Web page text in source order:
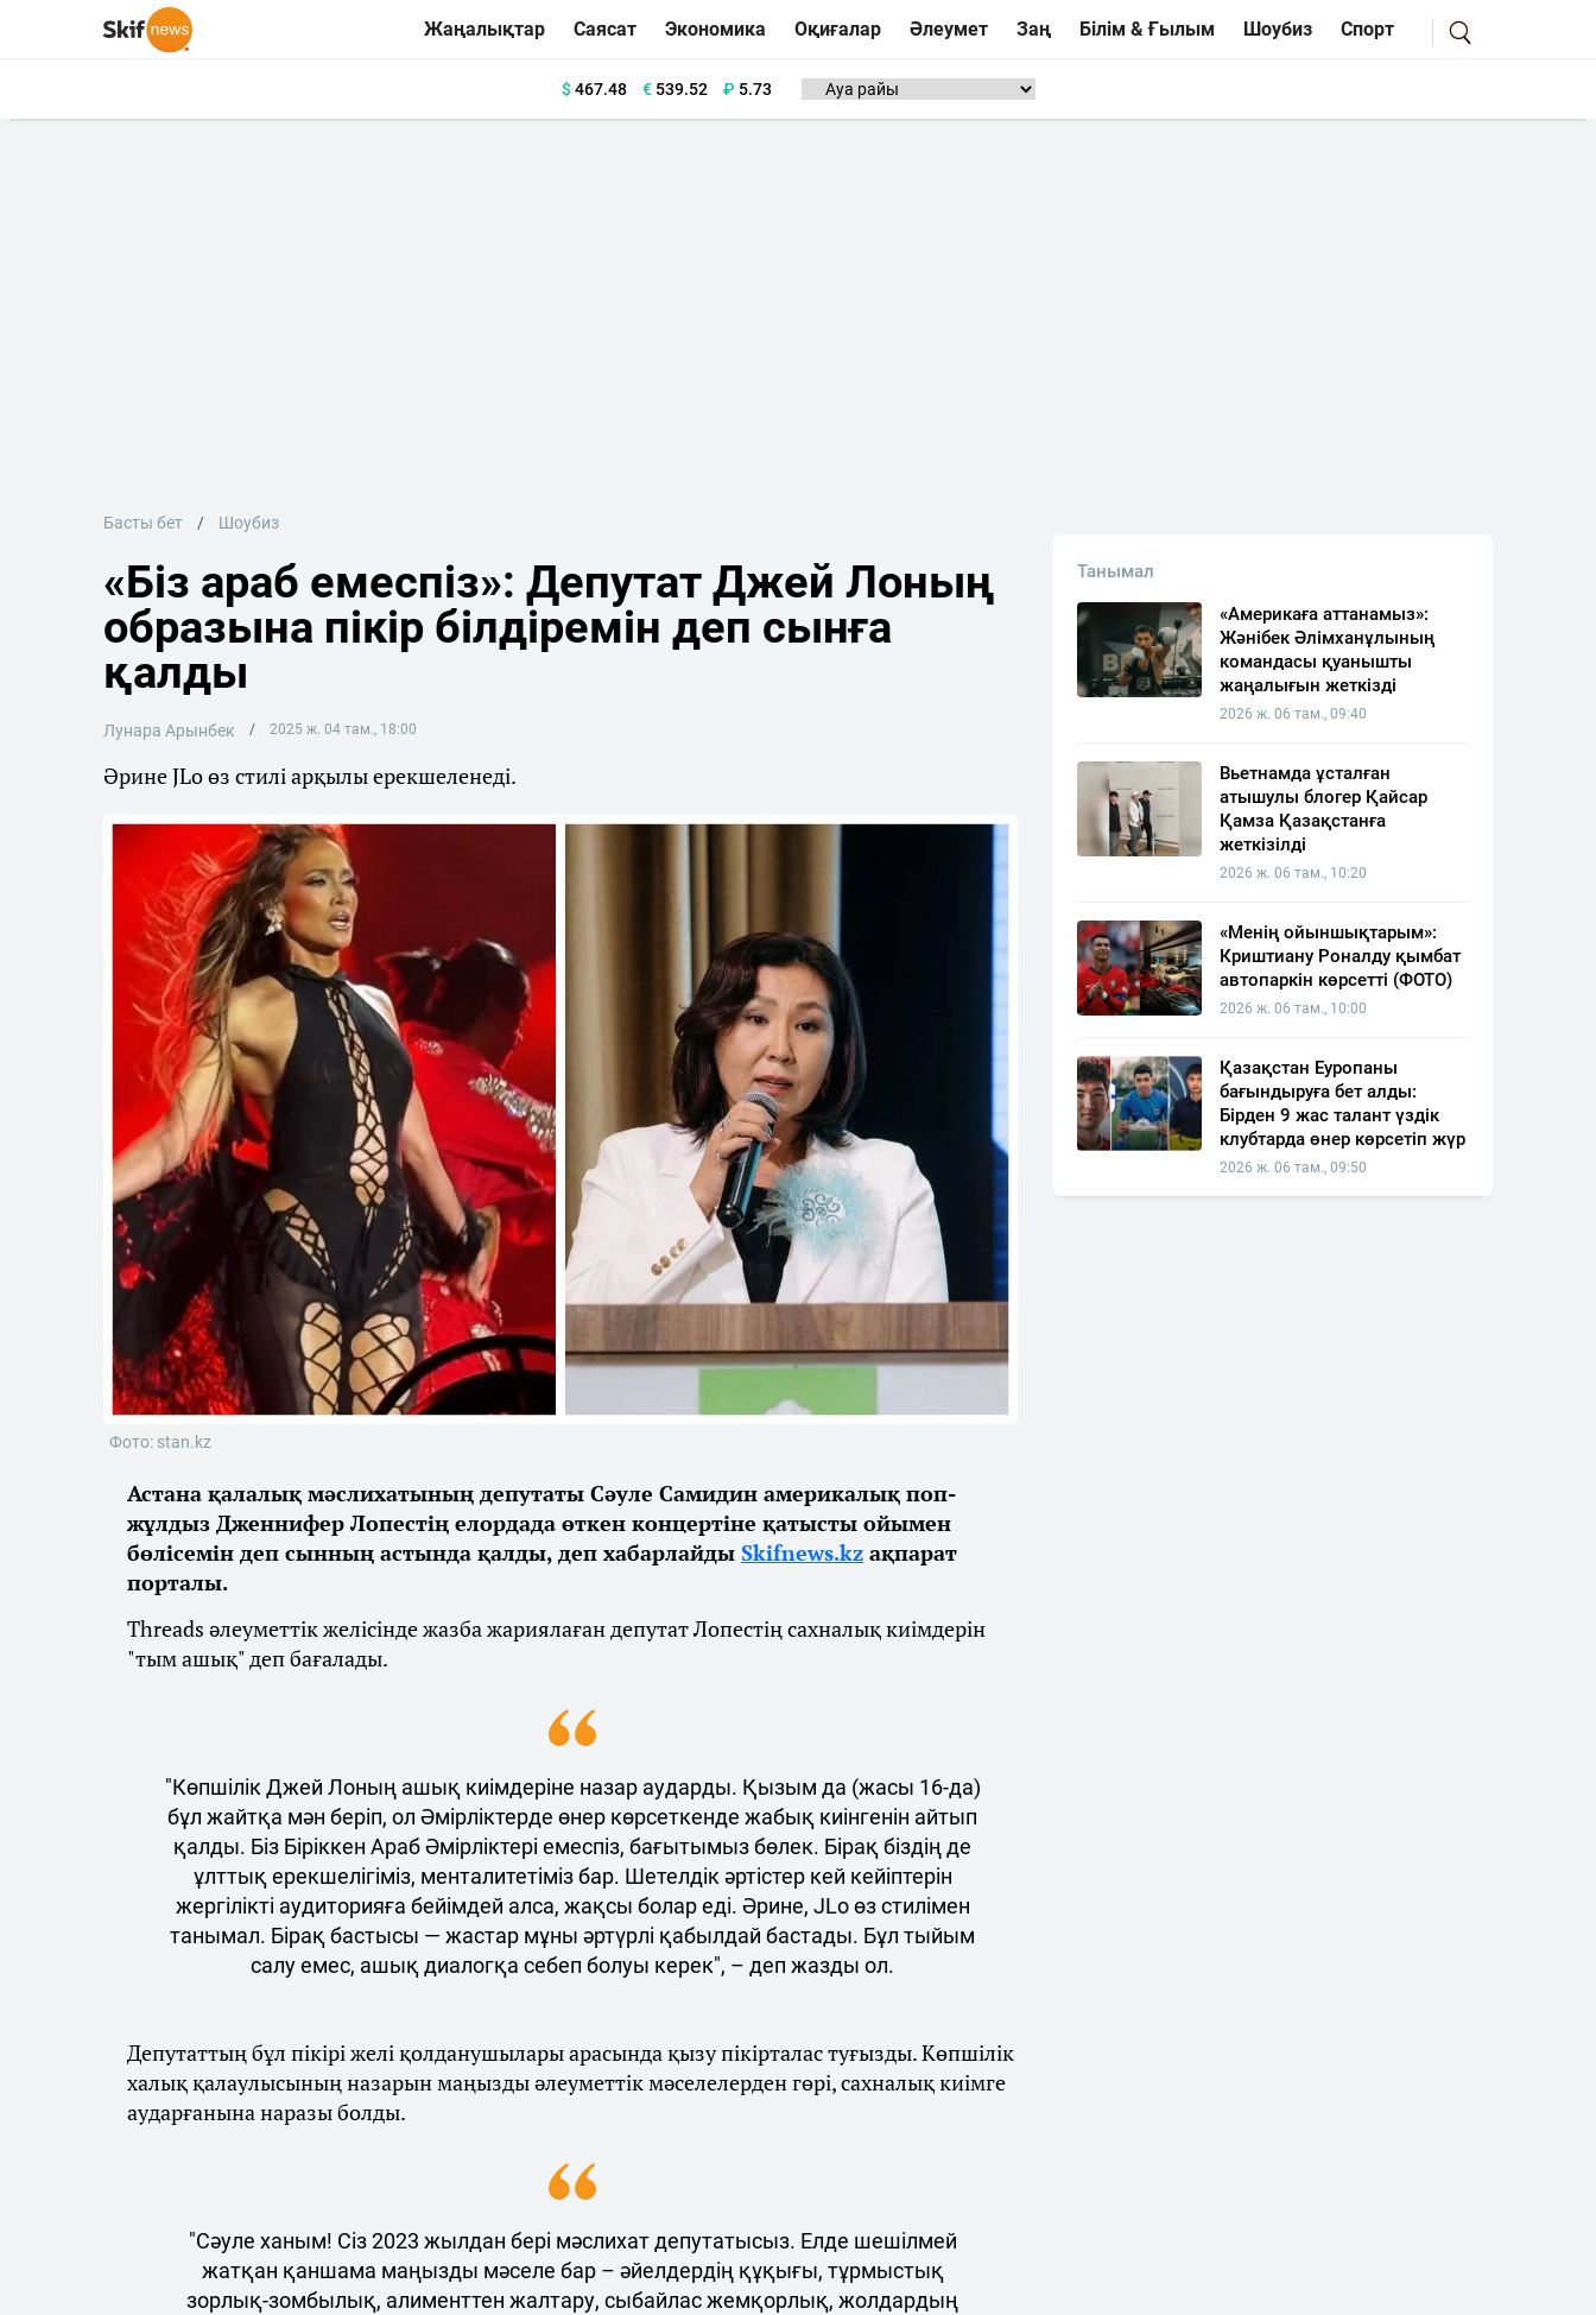
Жаңалықтар Саясат Экономика Оқиғалар Әлеумет Заң Білім & Ғылым Шоубиз Спорт
$467.48 €539.52 ₽ 5.73
Басты бет Шоубиз
«Біз араб емеспіз»: Депутат Джей Лоның
образына пікір білдіремін деп сынға
қалды
Лунара Арынбек 2025 ж. 04 там., 18:00
Әрине JLo өз стилі арқылы ерекшеленеді.
Фото: stan.kz
Астана қалалық мәслихатының депутаты Сәуле Самидин америкалық поп-
жұлдыз Дженнифер Лопестің елордада өткен концертіне қатысты ойымен
бөлісемін деп сынның астында қалды, деп хабарлайды Skifnews.kz ақпарат
порталы.
Threads әлеуметтік желісінде жазба жариялаған депутат Лопестің сахналық киімдерін
"тым ашық" деп бағалады.
"Көпшілік Джей Лоның ашық киімдеріне назар аударды. Қызым да (жасы 16-да)
бұл жайтқа мән беріп, ол Әмірліктерде өнер көрсеткенде жабық киінгенін айтып
қалды. Біз Біріккен Араб Әмірліктері емеспіз, бағытымыз бөлек. Бірақ біздің де
ұлттық ерекшелігіміз, менталитетіміз бар. Шетелдік әртістер кей кейіптерін
жергілікті аудиторияға бейімдей алса, жақсы болар еді. Әрине, JLo өз стилімен
танымал. Бірақ бастысы — жастар мұны әртүрлі қабылдай бастады. Бұл тыйым
салу емес, ашық диалогқа себеп болуы керек", – деп жазды ол.
Депутаттың бұл пікірі желі қолданушылары арасында қызу пікірталас туғызды. Көпшілік
халық қалаулысының назарын маңызды әлеуметтік мәселелерден гөрі, сахналық киімге
аударғанына наразы болды.
"Сәуле ханым! Сіз 2023 жылдан бері мәслихат депутатысыз. Елде шешілмей
жатқан қаншама маңызды мәселе бар – әйелдердің құқығы, тұрмыстық
зорлық-зомбылық, алименттен жалтару, сыбайлас жемқорлық, жолдардың
Танымал
«Америкаға аттанамыз»:
Жәнібек Әлімханұлының
командасы қуанышты
жаңалығын жеткізді
2026 ж. 06 там., 09:40
Вьетнамда ұсталған
атышулы блогер Қайсар
Қамза Қазақстанға
жеткізілді
2026 ж. 06 там., 10:20
«Менің ойыншықтарым»:
Криштиану Роналду қымбат
автопаркін көрсетті (ФОТО)
2026 ж. 06 там., 10:00
Қазақстан Еуропаны
бағындыруға бет алды:
Бірден 9 жас талант үздік
клубтарда өнер көрсетіп жүр
2026 ж. 06 там., 09:50